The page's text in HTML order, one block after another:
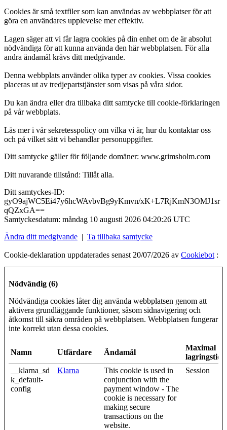
Cookies är små textfiler som kan användas av webbplatser för att
göra en användares upplevelse mer effektiv.
Lagen säger att vi får lagra cookies på din enhet om de är absolut
nödvändiga för att kunna använda den här webbplatsen. För alla
andra ändamål krävs ditt medgivande.
Denna webbplats använder olika typer av cookies. Vissa cookies
placeras ut av tredjepartstjänster som visas på våra sidor.
Du kan ändra eller dra tillbaka ditt samtycke till cookie-förklaringen
på vår webbplats.
Läs mer i vår sekretesspolicy om vilka vi är, hur du kontaktar oss
och på vilket sätt vi behandlar personuppgifter.
Ditt samtycke gäller för följande domäner: www.grimsholm.com
Ditt nuvarande tillstånd: Tillåt alla.
Ditt samtyckes-ID:
gyO9ajWC5Ei47y6hcWAvbvBg9yKmvn/xK+L7RjKmN3OMJ1sr
qQZxGA==
Samtyckesdatum: måndag 10 augusti 2026 04:20:26 UTC
Ändra ditt medgivande | Ta tillbaka samtycke
Cookie-deklaration uppdaterades senast 20/07/2026 av Cookiebot :
Nödvändig (6)
Nödvändiga cookies låter dig använda webbplatsen genom att
aktivera grundläggande funktioner, såsom sidnavigering och
åtkomst till säkra områden på webbplatsen. Webbplatsen fungerar
inte korrekt utan dessa cookies.
Namn Utfärdare Ändamål
Maximal
lagringstid
__klarna_sd
k_default-
config
Klarna
This cookie is used in
conjunction with the
payment window - The
cookie is necessary for
making secure
transactions on the
website.
Session